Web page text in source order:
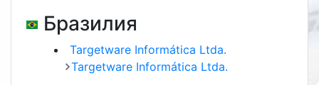
Бразилия
Targetware Informática Ltda.
Targetware Informática Ltda.